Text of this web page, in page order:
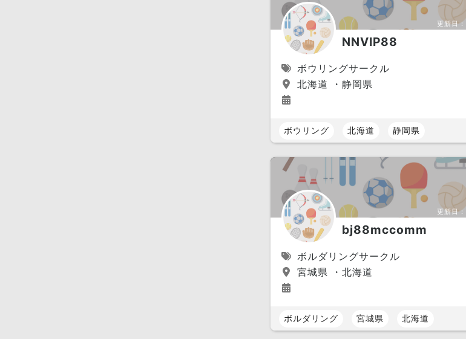
更新日：
NNVIP88
ボウリングサークル
北海道 ・静岡県
ボウリング 北海道 静岡県
更新日：
bj88mccomm
ボルダリングサークル
宮城県 ・北海道
ボルダリング 宮城県 北海道